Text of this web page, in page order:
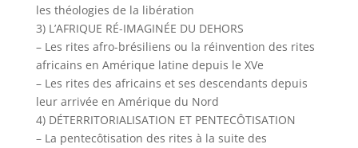
les théologies de la libération
3) L’AFRIQUE RÉ-IMAGINÉE DU DEHORS
– Les rites afro-brésiliens ou la réinvention des rites
africains en Amérique latine depuis le XVe
– Les rites des africains et ses descendants depuis
leur arrivée en Amérique du Nord
4) DÉTERRITORIALISATION ET PENTECÔTISATION
– La pentecôtisation des rites à la suite des